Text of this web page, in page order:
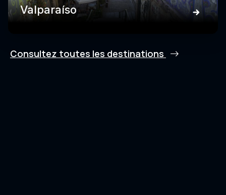
Valparaíso
Consultez toutes les destinations